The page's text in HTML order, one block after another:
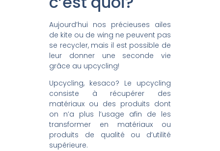
Aujourd’hui nos précieuses ailes
de kite ou de wing ne peuvent pas
se recycler, mais il est possible de
leur donner une seconde vie
grâce au upcycling!
Upcycling, kesaco? Le upcycling
consiste à récupérer des
matériaux ou des produits dont
on n’a plus l’usage afin de les
transformer en matériaux ou
produits de qualité ou d’utilité
supérieure.